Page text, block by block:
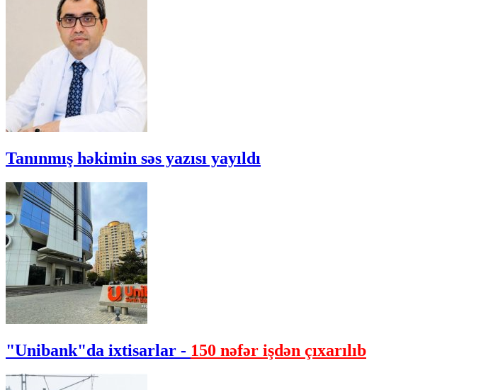
Tanınmış həkimin səs yazısı yayıldı
"Unibank"da ixtisarlar - 150 nəfər işdən çıxarılıb